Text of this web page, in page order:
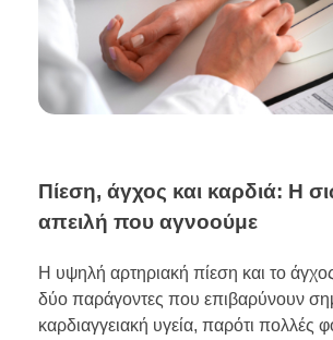
Πίεση, άγχος και καρδιά: Η
απειλή που αγνοούμε
Η υψηλή αρτηριακή πίεση και το
δύο παράγοντες που επιβαρύνουν
καρδιαγγειακή υγεία, παρότι πολλές